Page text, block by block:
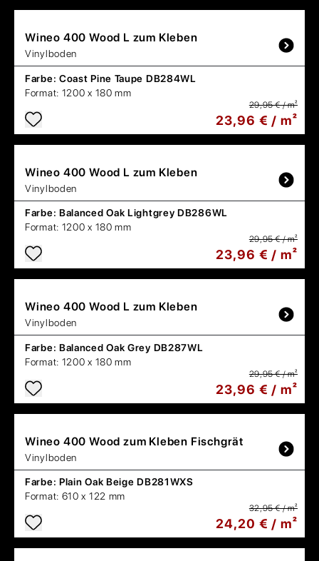
Wineo 400 Wood L zum Kleben
Vinylboden
Farbe: Coast Pine Taupe DB284WL
Format: 1200 x 180 mm
29,95 € / m²
23,96 € / m²
Wineo 400 Wood L zum Kleben
Vinylboden
Farbe: Balanced Oak Lightgrey DB286WL
Format: 1200 x 180 mm
29,95 € / m²
23,96 € / m²
Wineo 400 Wood L zum Kleben
Vinylboden
Farbe: Balanced Oak Grey DB287WL
Format: 1200 x 180 mm
29,95 € / m²
23,96 € / m²
Wineo 400 Wood zum Kleben Fischgrät
Vinylboden
Farbe: Plain Oak Beige DB281WXS
Format: 610 x 122 mm
32,95 € / m²
24,20 € / m²